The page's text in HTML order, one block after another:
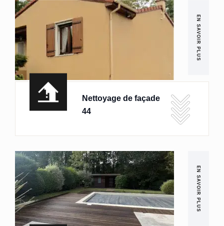
EN SAVOIR PLUS
Nettoyage de façade
44
EN SAVOIR PLUS